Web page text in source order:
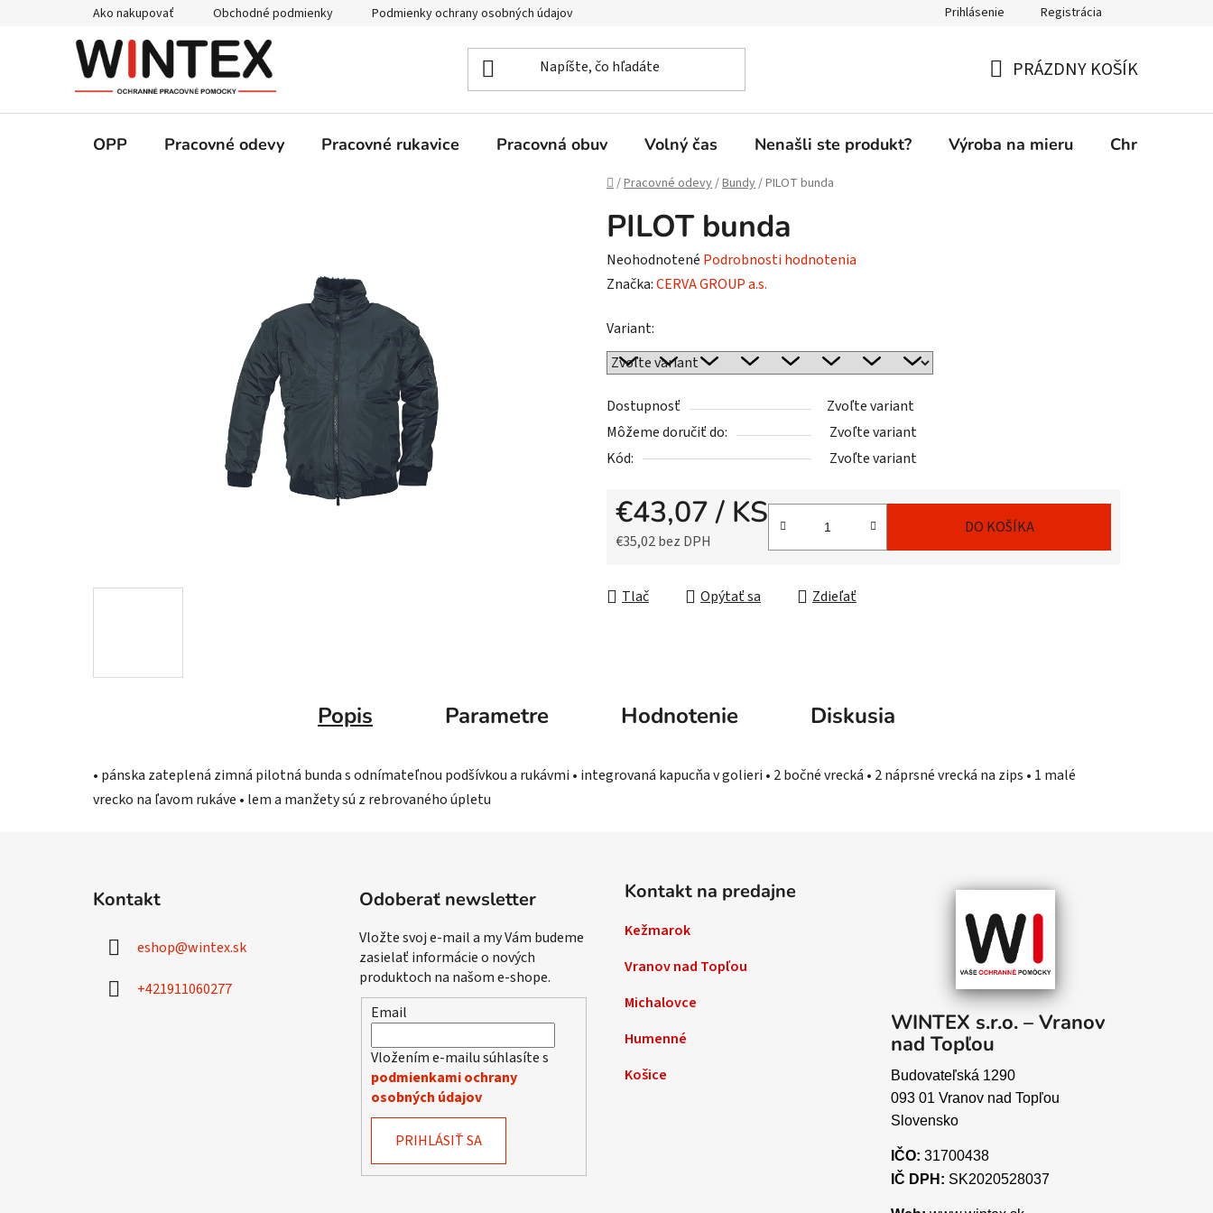
Ako nakupovať Obchodné podmienky Podmienky ochrany osobných údajov Prihlásenie Registrácia
KOŠÍK
PRÁZDNY KOŠÍK
OPP Pracovné odevy Pracovné rukavice Pracovná obuv Volný čas Nenašli ste produkt? Výroba na mieru Chránená
Domov
/Pracovné odevy/Bundy/PILOT bunda
PILOT bunda
Priemerné
hodnotenie
je
0,0
z
5
hviezdičiek.
Neohodnotené Podrobnosti hodnotenia
Značka:CERVA GROUP a.s.
Variant:
Dostupnosť
Zvoľte variant
Môžeme doručiť do:
Zvoľte variant
Kód:
Zvoľte variant
€43,07/ KS
€35,02 bez DPH
DO KOŠÍKA
Tlač Opýtať sa Zdieľať
Popis Parametre Hodnotenie Diskusia
• pánska zateplená zimná pilotná bunda s odnímateľnou podšívkou a rukávmi • integrovaná kapucňa v golieri • 2 bočné vrecká • 2 náprsné vrecká na zips • 1 malé
vrecko na ľavom rukáve • lem a manžety sú z rebrovaného úpletu
Kontakt
eshop@wintex.sk
+421911060277
Odoberať newsletter
Vložte svoj e-mail a my Vám budeme
zasielať informácie o nových
produktoch na našom e-shope.
Email
Vložením e-mailu súhlasíte s
podmienkami ochrany
osobných údajov
PRIHLÁSIŤ SA
Kontakt na predajne
Kežmarok
Vranov nad Topľou
Michalovce
Humenné
Košice
WINTEX s.r.o. – Vranov
nad Topľou
Budovateľská 1290
093 01 Vranov nad Topľou
Slovensko
IČO: 31700438
IČ DPH: SK2020528037